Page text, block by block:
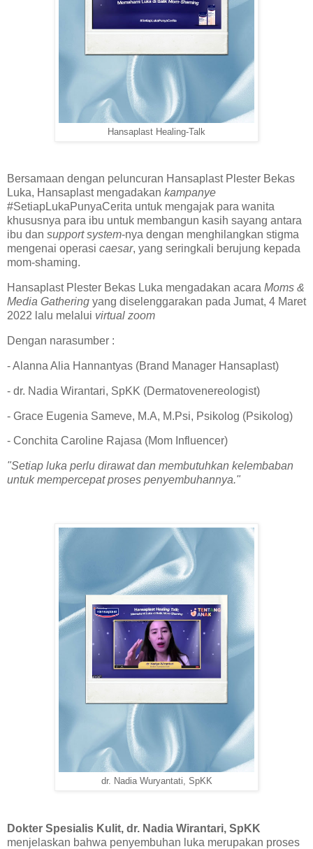
Hansaplast Healing-Talk
Bersamaan dengan peluncuran Hansaplast Plester Bekas
Luka, Hansaplast mengadakan kampanye
#SetiapLukaPunyaCerita untuk mengajak para wanita
khususnya para ibu untuk membangun kasih sayang antara
ibu dan support system-nya dengan menghilangkan stigma
mengenai operasi caesar, yang seringkali berujung kepada
mom-shaming.
Hansaplast Plester Bekas Luka mengadakan acara Moms &
Media Gathering yang diselenggarakan pada Jumat, 4 Maret
2022 lalu melalui virtual zoom
Dengan narasumber :
- Alanna Alia Hannantyas (Brand Manager Hansaplast)
- dr. Nadia Wirantari, SpKK (Dermatovenereologist)
- Grace Eugenia Sameve, M.A, M.Psi, Psikolog (Psikolog)
- Conchita Caroline Rajasa (Mom Influencer)
"Setiap luka perlu dirawat dan membutuhkan kelembaban
untuk mempercepat proses penyembuhannya."
dr. Nadia Wuryantati, SpKK
Dokter Spesialis Kulit, dr. Nadia Wirantari, SpKK
menjelaskan bahwa penyembuhan luka merupakan proses